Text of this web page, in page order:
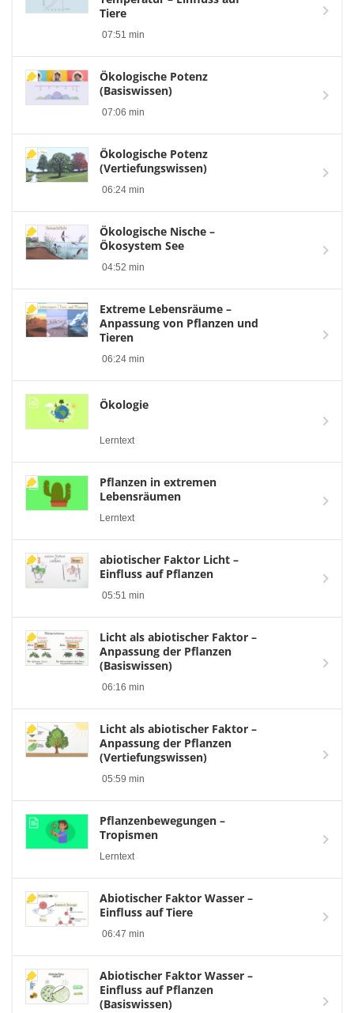
Tiere
07:51 min
Ökologische Potenz
(Basiswissen)
07:06 min
Ökologische Potenz
(Vertiefungswissen)
06:24 min
Ökologische Nische –
Ökosystem See
04:52 min
Extreme Lebensräume –
Anpassung von Pflanzen und
Tieren
06:24 min
Ökologie
Lerntext
Pflanzen in extremen
Lebensräumen
Lerntext
abiotischer Faktor Licht –
Einfluss auf Pflanzen
05:51 min
Licht als abiotischer Faktor –
Anpassung der Pflanzen
(Basiswissen)
06:16 min
Licht als abiotischer Faktor –
Anpassung der Pflanzen
(Vertiefungswissen)
05:59 min
Pflanzenbewegungen –
Tropismen
Lerntext
Abiotischer Faktor Wasser –
Einfluss auf Tiere
06:47 min
Abiotischer Faktor Wasser –
Einfluss auf Pflanzen
(Basiswissen)